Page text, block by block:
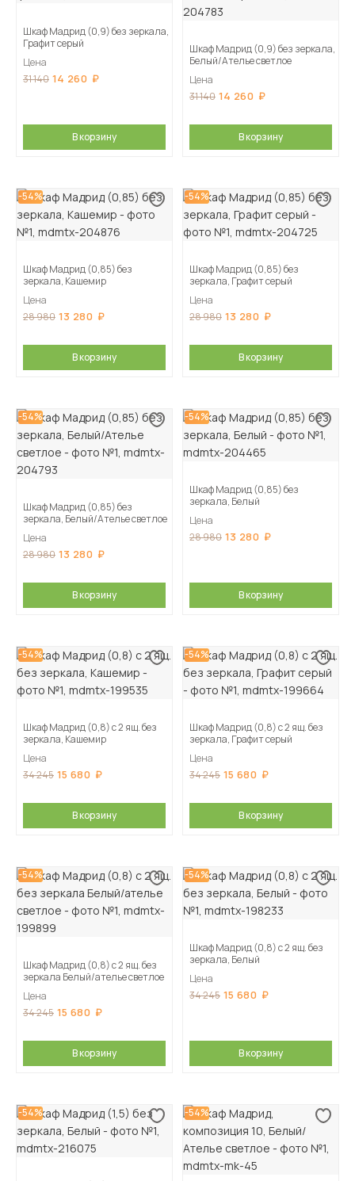
Шкаф Мадрид (0,9) без зеркала,
Графит серый
Цена
31 140 14 260
В корзину
Шкаф Мадрид (0,9) без зеркала,
Белый/Ателье светлое
Цена
31 140 14 260
В корзину
-54%
Шкаф Мадрид (0,85) без
зеркала, Кашемир
Цена
28 980 13 280
В корзину
-54%
Шкаф Мадрид (0,85) без
зеркала, Графит серый
Цена
28 980 13 280
В корзину
-54%
Шкаф Мадрид (0,85) без
зеркала, Белый/Ателье светлое
Цена
28 980 13 280
В корзину
-54%
Шкаф Мадрид (0,85) без
зеркала, Белый
Цена
28 980 13 280
В корзину
-54%
Шкаф Мадрид (0,8) с 2 ящ. без
зеркала, Кашемир
Цена
34 245 15 680
В корзину
-54%
Шкаф Мадрид (0,8) с 2 ящ. без
зеркала, Графит серый
Цена
34 245 15 680
В корзину
-54%
Шкаф Мадрид (0,8) с 2 ящ. без
зеркала Белый/ателье светлое
Цена
34 245 15 680
В корзину
-54%
Шкаф Мадрид (0,8) с 2 ящ. без
зеркала, Белый
Цена
34 245 15 680
В корзину
-54% -54%